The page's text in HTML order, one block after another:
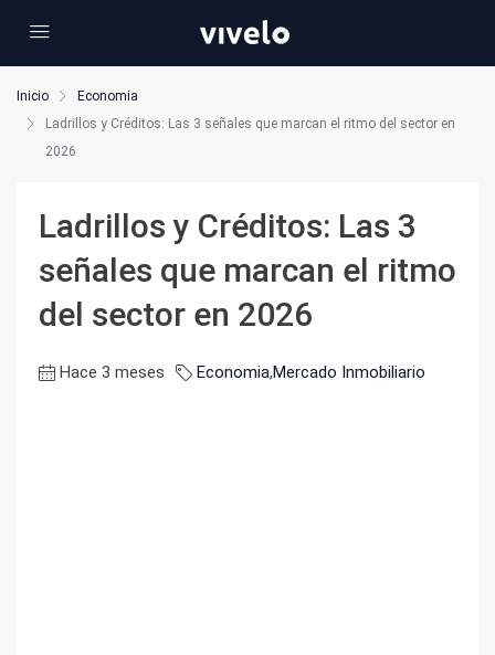
Inicio
Economia
Ladrillos y Créditos: Las 3 señales que marcan el ritmo del sector en
2026
Ladrillos y Créditos: Las 3
señales que marcan el ritmo
del sector en 2026
Hace 3 meses Economia,Mercado Inmobiliario